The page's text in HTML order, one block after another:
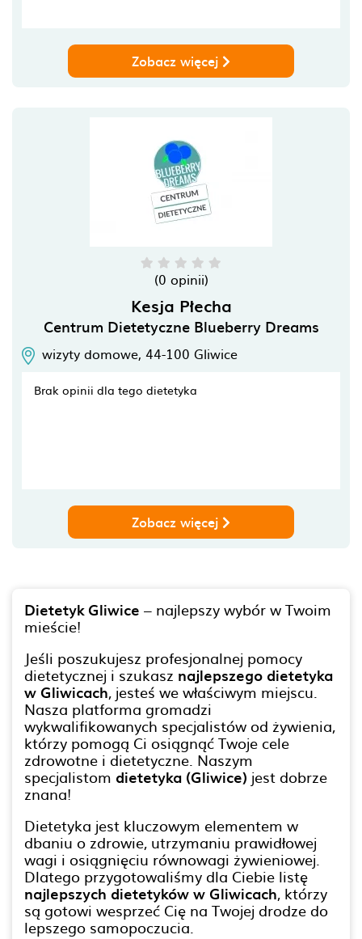
Zobacz więcej
(0 opinii)
Kesja Płecha
Centrum Dietetyczne Blueberry Dreams
wizyty domowe, 44-100 Gliwice
Brak opinii dla tego dietetyka
Zobacz więcej
Dietetyk Gliwice – najlepszy wybór w Twoim
mieście!
Jeśli poszukujesz profesjonalnej pomocy
dietetycznej i szukasz najlepszego dietetyka
w Gliwicach, jesteś we właściwym miejscu.
Nasza platforma gromadzi
wykwalifikowanych specjalistów od żywienia,
którzy pomogą Ci osiągnąć Twoje cele
zdrowotne i dietetyczne. Naszym
specjalistom dietetyka (Gliwice) jest dobrze
znana!
Dietetyka jest kluczowym elementem w
dbaniu o zdrowie, utrzymaniu prawidłowej
wagi i osiągnięciu równowagi żywieniowej.
Dlatego przygotowaliśmy dla Ciebie listę
najlepszych dietetyków w Gliwicach, którzy
są gotowi wesprzeć Cię na Twojej drodze do
lepszego samopoczucia.